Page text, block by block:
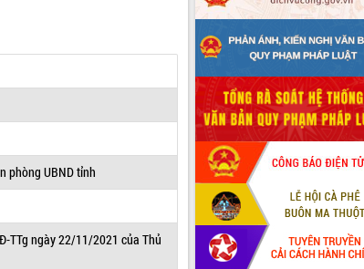
phòng UBND tỉnh
TTg ngày 22/11/2021 của Thủ